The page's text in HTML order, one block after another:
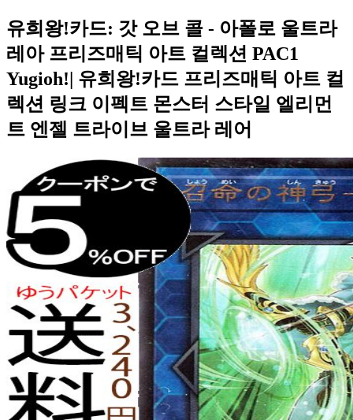
유희왕!카드: 갓 오브 콜 - 아폴로 울트라
레아 프리즈매틱 아트 컬렉션 PAC1
Yugioh!| 유희왕!카드 프리즈매틱 아트 컬
렉션 링크 이펙트 몬스터 스타일 엘리먼
트 엔젤 트라이브 울트라 레어